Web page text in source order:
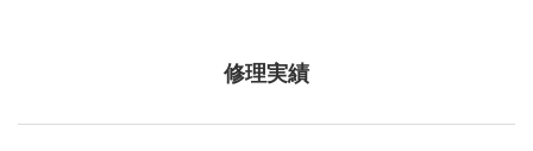
修理実績